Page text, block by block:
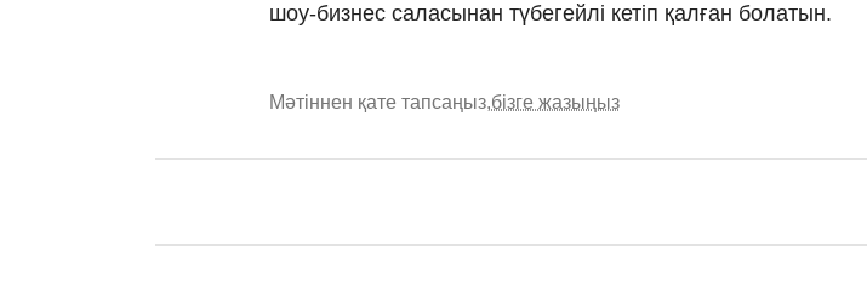
шоу-бизнес саласынан түбегейлі кетіп қалған болатын.
Мәтіннен қате тапсаңыз,бізге жазыңыз